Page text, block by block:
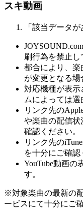
スキ動画
「該当データが
刷行為を禁止し
都合により、楽
が変更となる場
対応機種が表示
ムによっては選
リンク先の
や楽曲の配信
確認ください。
リンク先の
を十分にご確認
YouTube動画の
す。
※対象楽曲の最新の
ービスにて十分にご